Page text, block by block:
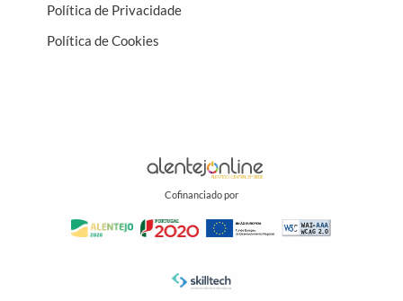
Política de Privacidade
Política de Cookies
Cofinanciado por